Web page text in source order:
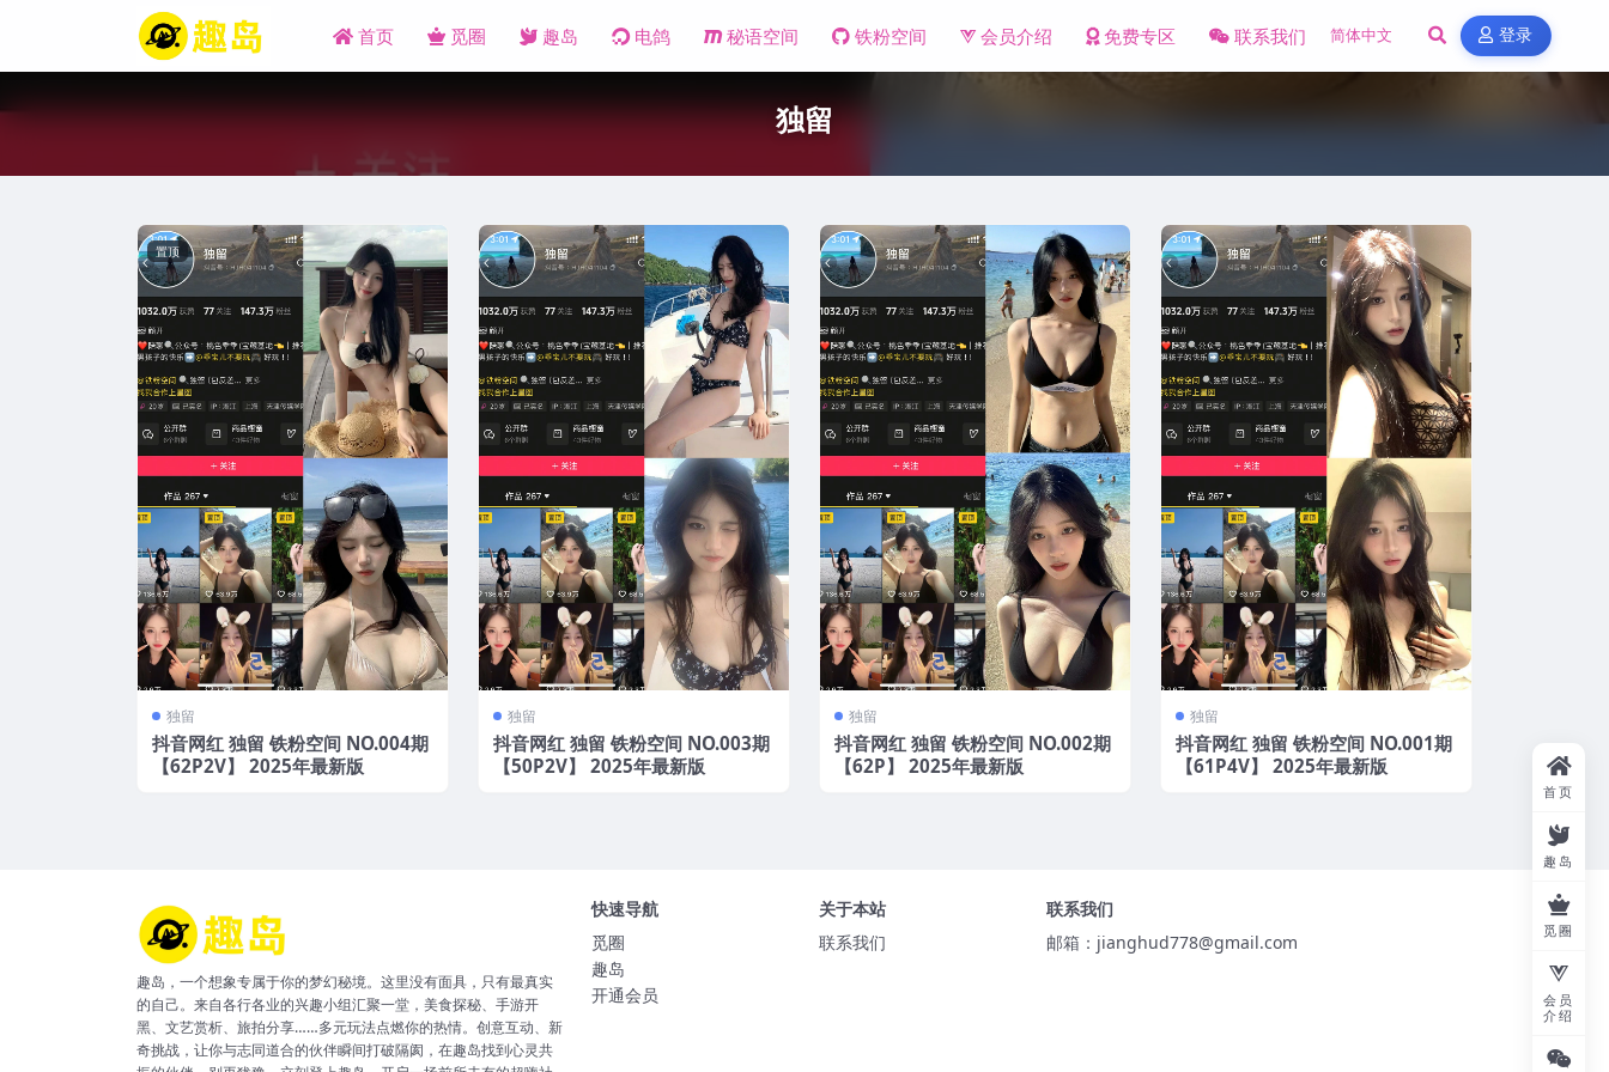
首页 觅圈 趣岛 电鸽 秘语空间 铁粉空间 会员介绍 免费专区 联系我们 登录
独留
置顶
独留
抖音网红 独留 铁粉空间 NO.004期
【62P2V】 2025年最新版
独留
抖音网红 独留 铁粉空间 NO.003期
【50P2V】 2025年最新版
独留
抖音网红 独留 铁粉空间 NO.002期
【62P】 2025年最新版
独留
抖音网红 独留 铁粉空间 NO.001期
【61P4V】 2025年最新版
趣岛，一个想象专属于你的梦幻秘境。这里没有面具，只有最真实
的自己。来自各行各业的兴趣小组汇聚一堂，美食探秘、手游开
黑、文艺赏析、旅拍分享……多元玩法点燃你的热情。创意互动、新
奇挑战，让你与志同道合的伙伴瞬间打破隔阂，在趣岛找到心灵共
快速导航
觅圈
趣岛
开通会员
关于本站
联系我们
联系我们
邮箱： jianghud778@gmail.com
首页
趣岛
觅圈
会员
介绍